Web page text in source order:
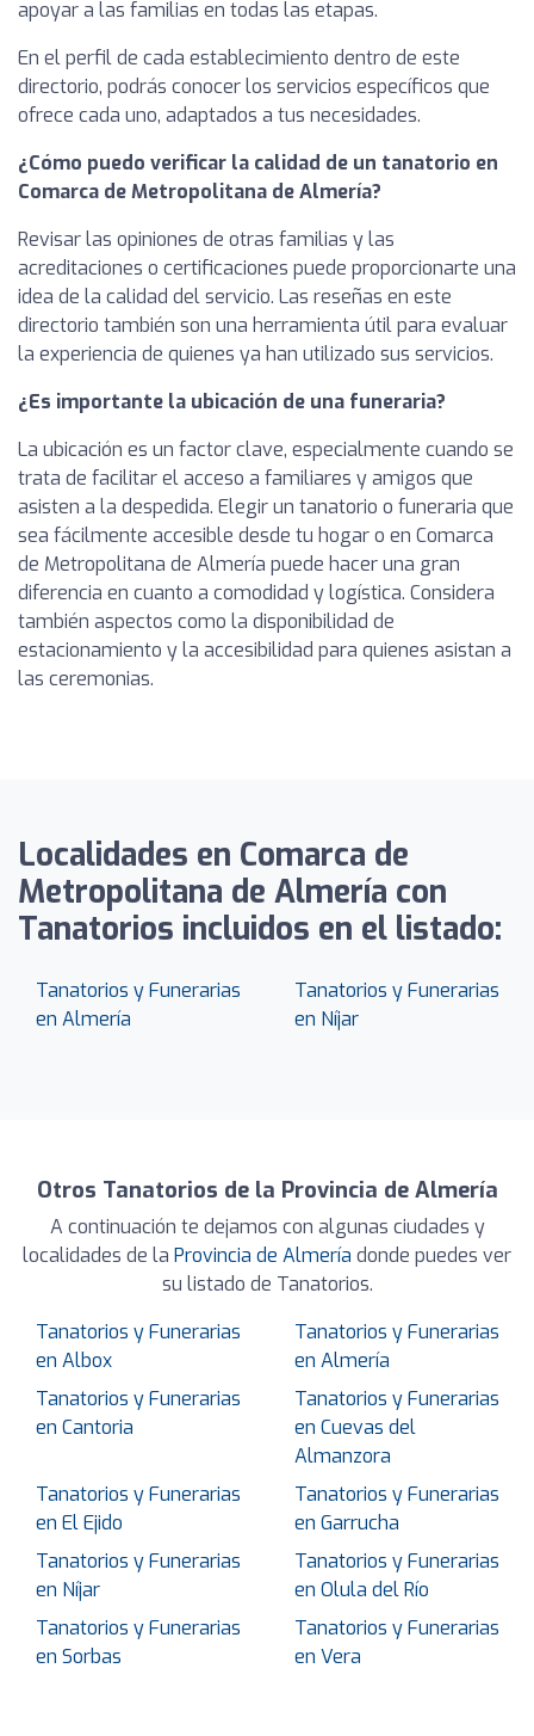
apoyar a las familias en todas las etapas.
En el perfil de cada establecimiento dentro de este
directorio, podrás conocer los servicios específicos que
ofrece cada uno, adaptados a tus necesidades.
¿Cómo puedo verificar la calidad de un tanatorio en
Comarca de Metropolitana de Almería?
Revisar las opiniones de otras familias y las
acreditaciones o certificaciones puede proporcionarte una
idea de la calidad del servicio. Las reseñas en este
directorio también son una herramienta útil para evaluar
la experiencia de quienes ya han utilizado sus servicios.
¿Es importante la ubicación de una funeraria?
La ubicación es un factor clave, especialmente cuando se
trata de facilitar el acceso a familiares y amigos que
asisten a la despedida. Elegir un tanatorio o funeraria que
sea fácilmente accesible desde tu hogar o en Comarca
de Metropolitana de Almería puede hacer una gran
diferencia en cuanto a comodidad y logística. Considera
también aspectos como la disponibilidad de
estacionamiento y la accesibilidad para quienes asistan a
las ceremonias.
Localidades en Comarca de
Metropolitana de Almería con
Tanatorios incluidos en el listado:
Tanatorios y Funerarias
en Almería
Tanatorios y Funerarias
en Níjar
Otros Tanatorios de la Provincia de Almería
A continuación te dejamos con algunas ciudades y
localidades de la Provincia de Almería donde puedes ver
su listado de Tanatorios.
Tanatorios y Funerarias
en Albox
Tanatorios y Funerarias
en Almería
Tanatorios y Funerarias
en Cantoria
Tanatorios y Funerarias
en Cuevas del
Almanzora
Tanatorios y Funerarias
en El Ejido
Tanatorios y Funerarias
en Garrucha
Tanatorios y Funerarias
en Níjar
Tanatorios y Funerarias
en Olula del Río
Tanatorios y Funerarias
en Sorbas
Tanatorios y Funerarias
en Vera